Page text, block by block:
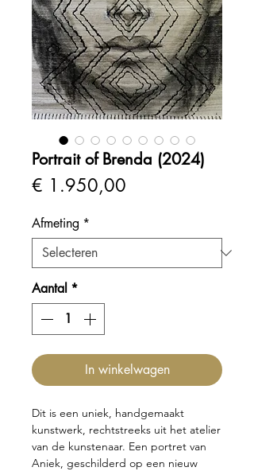
Portrait of Brenda (2024)
€ 1.950,00
Afmeting *
Aantal *
In winkelwagen
Dit is een uniek, handgemaakt
kunstwerk, rechtstreeks uit het atelier
van de kunstenaar. Een portret van
Aniek, geschilderd op een nieuw